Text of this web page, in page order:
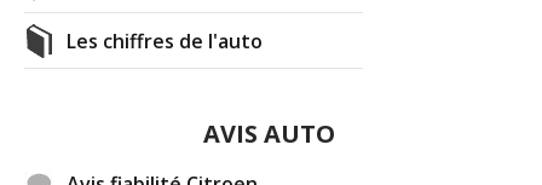
Les chiffres de l'auto
AVIS AUTO